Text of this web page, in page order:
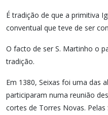
É tradição de que a primitiva
conventual que teve de ser
O facto de ser S. Martinho o
tradição.
Em 1380, Seixas foi uma das
participaram numa reunião
cortes de Torres Novas.